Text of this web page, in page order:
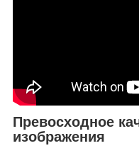
Превосходное
изображения